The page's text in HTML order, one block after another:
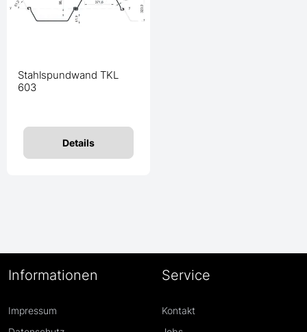
Stahlspundwand TKL
603
Details
Informationen
Impressum
Service
Kontakt